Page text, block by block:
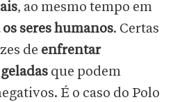
, ao mesmo tempo em
seres humanos. Certas
de enfrentar
que podem
É o caso do Polo